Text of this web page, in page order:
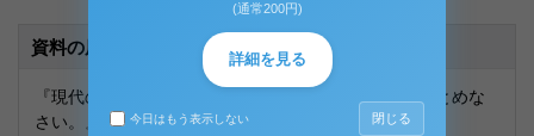
資料の原本内容
『現代の教師に求められる資質とは何か』についてまとめな
さい。』
(通常200円)
詳細を見る
今日はもう表示しない 閉じる